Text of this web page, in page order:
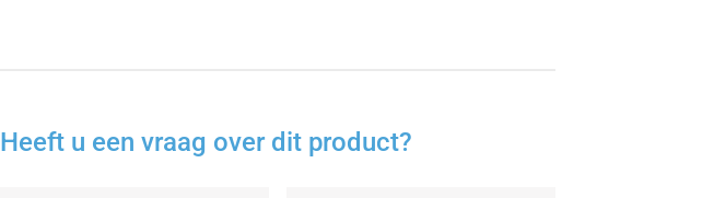
Heeft u een vraag over dit product?